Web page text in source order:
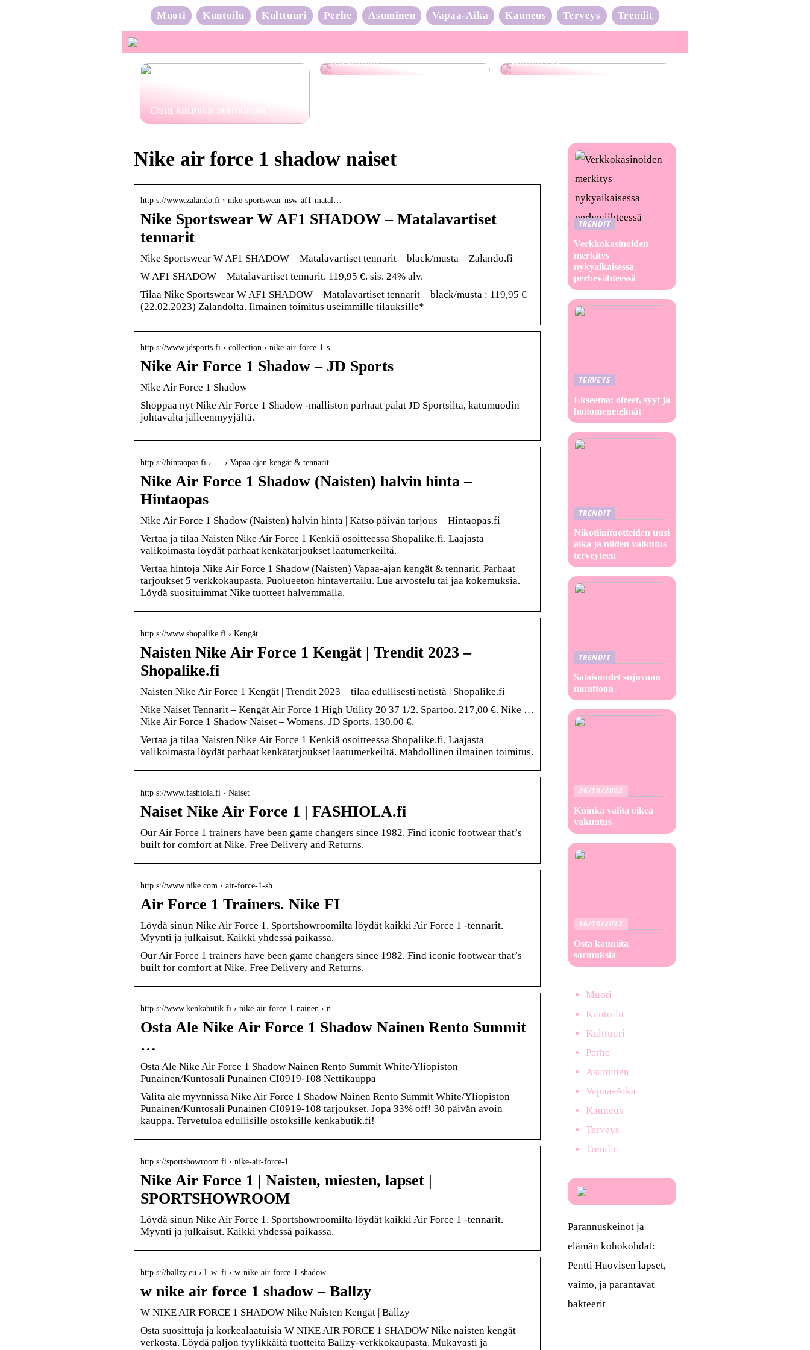
Muoti Kuntoilu Kulttuuri Perhe Asuminen Vapaa-Aika Kauneus Terveys Trendit
Osta kauniita sormuksia
Raskaana?
Neulonta-aalto on täydessä
vauhdissa
Nike air force 1 shadow naiset
http s://www.zalando.fi › nike-sportswear-nsw-af1-matal…
Nike Sportswear W AF1 SHADOW – Matalavartiset
tennarit
Nike Sportswear W AF1 SHADOW – Matalavartiset tennarit – black/musta – Zalando.fi
W AF1 SHADOW – Matalavartiset tennarit. 119,95 €. sis. 24% alv.
Tilaa Nike Sportswear W AF1 SHADOW – Matalavartiset tennarit – black/musta : 119,95 €
(22.02.2023) Zalandolta. Ilmainen toimitus useimmille tilauksille*
http s://www.jdsports.fi › collection › nike-air-force-1-s…
Nike Air Force 1 Shadow – JD Sports
Nike Air Force 1 Shadow
Shoppaa nyt Nike Air Force 1 Shadow -malliston parhaat palat JD Sportsilta, katumuodin
johtavalta jälleenmyyjältä.
http s://hintaopas.fi › … › Vapaa-ajan kengät & tennarit
Nike Air Force 1 Shadow (Naisten) halvin hinta –
Hintaopas
Nike Air Force 1 Shadow (Naisten) halvin hinta | Katso päivän tarjous – Hintaopas.fi
Vertaa ja tilaa Naisten Nike Air Force 1 Kenkiä osoitteessa Shopalike.fi. Laajasta
valikoimasta löydät parhaat kenkätarjoukset laatumerkeiltä.
Vertaa hintoja Nike Air Force 1 Shadow (Naisten) Vapaa-ajan kengät & tennarit. Parhaat
tarjoukset 5 verkkokaupasta. Puolueeton hintavertailu. Lue arvostelu tai jaa kokemuksia.
Löydä suosituimmat Nike tuotteet halvemmalla.
http s://www.shopalike.fi › Kengät
Naisten Nike Air Force 1 Kengät | Trendit 2023 –
Shopalike.fi
Naisten Nike Air Force 1 Kengät | Trendit 2023 – tilaa edullisesti netistä | Shopalike.fi
Nike Naiset Tennarit – Kengät Air Force 1 High Utility 20 37 1/2. Spartoo. 217,00 €. Nike …
Nike Air Force 1 Shadow Naiset – Womens. JD Sports. 130,00 €.
Vertaa ja tilaa Naisten Nike Air Force 1 Kenkiä osoitteessa Shopalike.fi. Laajasta
valikoimasta löydät parhaat kenkätarjoukset laatumerkeiltä. Mahdollinen ilmainen toimitus.
http s://www.fashiola.fi › Naiset
Naiset Nike Air Force 1 | FASHIOLA.fi
Our Air Force 1 trainers have been game changers since 1982. Find iconic footwear that’s
built for comfort at Nike. Free Delivery and Returns.
http s://www.nike.com › air-force-1-sh…
Air Force 1 Trainers. Nike FI
Löydä sinun Nike Air Force 1. Sportshowroomilta löydät kaikki Air Force 1 -tennarit.
Myynti ja julkaisut. Kaikki yhdessä paikassa.
Our Air Force 1 trainers have been game changers since 1982. Find iconic footwear that’s
built for comfort at Nike. Free Delivery and Returns.
http s://www.kenkabutik.fi › nike-air-force-1-nainen › n…
Osta Ale Nike Air Force 1 Shadow Nainen Rento Summit
…
Osta Ale Nike Air Force 1 Shadow Nainen Rento Summit White/Yliopiston
Punainen/Kuntosali Punainen CI0919-108 Nettikauppa
Valita ale myynnissä Nike Air Force 1 Shadow Nainen Rento Summit White/Yliopiston
Punainen/Kuntosali Punainen CI0919-108 tarjoukset. Jopa 33% off! 30 päivän avoin
kauppa. Tervetuloa edullisille ostoksille kenkabutik.fi!
http s://sportshowroom.fi › nike-air-force-1
Nike Air Force 1 | Naisten, miesten, lapset |
SPORTSHOWROOM
Löydä sinun Nike Air Force 1. Sportshowroomilta löydät kaikki Air Force 1 -tennarit.
Myynti ja julkaisut. Kaikki yhdessä paikassa.
http s://ballzy.eu › l_w_fi › w-nike-air-force-1-shadow-…
w nike air force 1 shadow – Ballzy
W NIKE AIR FORCE 1 SHADOW Nike Naisten Kengät | Ballzy
Osta suosittuja ja korkealaatuisia W NIKE AIR FORCE 1 SHADOW Nike naisten kengät
verkosta. Löydä paljon tyylikkäitä tuotteita Ballzy-verkkokaupasta. Mukavasti ja
TRENDIT
Verkkokasinoiden
merkitys
nykyaikaisessa
perheviihteessä
TERVEYS
Ekseema: oireet, syyt ja
hoitomenetelmät
TRENDIT
Nikotiinituotteiden uusi
aika ja niiden vaikutus
terveyteen
TRENDIT
Salaisuudet sujuvaan
muuttoon
26/10/2022
Kuinka valita oikea
vakuutus
16/10/2022
Osta kauniita
sormuksia
Muoti
Kuntoilu
Kulttuuri
Perhe
Asuminen
Vapaa-Aika
Kauneus
Terveys
Trendit
Parannuskeinot ja
elämän kohokohdat:
Pentti Huovisen lapset,
vaimo, ja parantavat
bakteerit